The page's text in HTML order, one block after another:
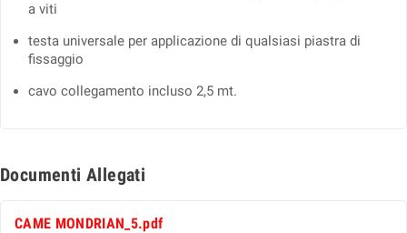
a viti
testa universale per applicazione di qualsiasi piastra di
fissaggio
cavo collegamento incluso 2,5 mt.
Documenti Allegati
CAME MONDRIAN_5.pdf